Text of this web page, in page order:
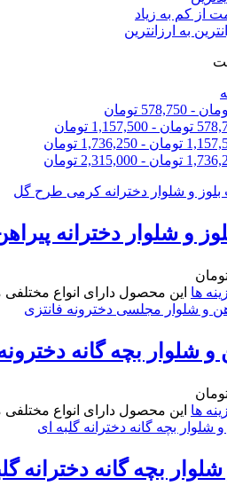
از کم به زیاد
به ارزانترین
-
578,750 تومان
تومان -
1,157,500 تومان
تومان -
1,736,250 تومان
تومان -
2,315,000 تومان
و شلوار دخترانه
ها این محصول دارای انواع
و شلوار بچه گانه دخترونه
ها این محصول دارای انواع
بچه گانه دخترانه